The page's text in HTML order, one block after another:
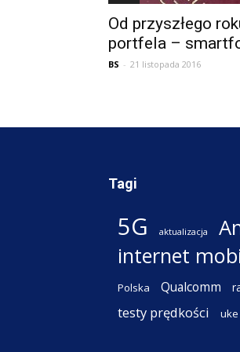
Od przyszłego
portfela –
BS - 21 listopada 2016
Tagi
5G aktualizacja
internet
Polska Qualcomm
testy prędkości uke